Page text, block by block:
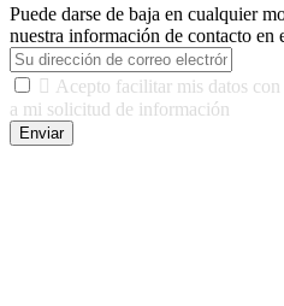
Puede darse de baja en cualquier
nuestra información de contacto en
 Acepto facilitar mis datos
a mi solicitud de información
Enviar